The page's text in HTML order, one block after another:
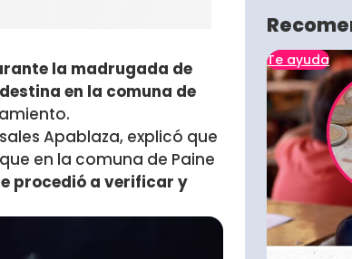
la madrugada de
en la comuna de
Apablaza, explicó que
en la comuna de Paine
procedió a verificar y
Te ayuda